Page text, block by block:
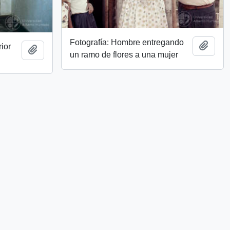
Fotografía: Hombre entregando
un ramo de flores a una mujer
Add
Add to clipboard